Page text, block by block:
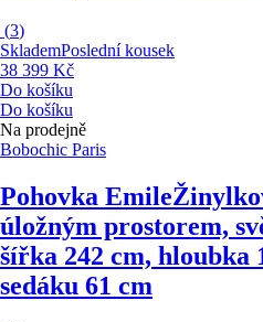
(3)
SklademPoslední kousek
38 399 Kč
Do košíku
Do košíku
Na prodejně
Bobochic Paris
Pohovka Emile
úložným prostorem,
šířka 242 cm, hloubka
sedáku 61 cm